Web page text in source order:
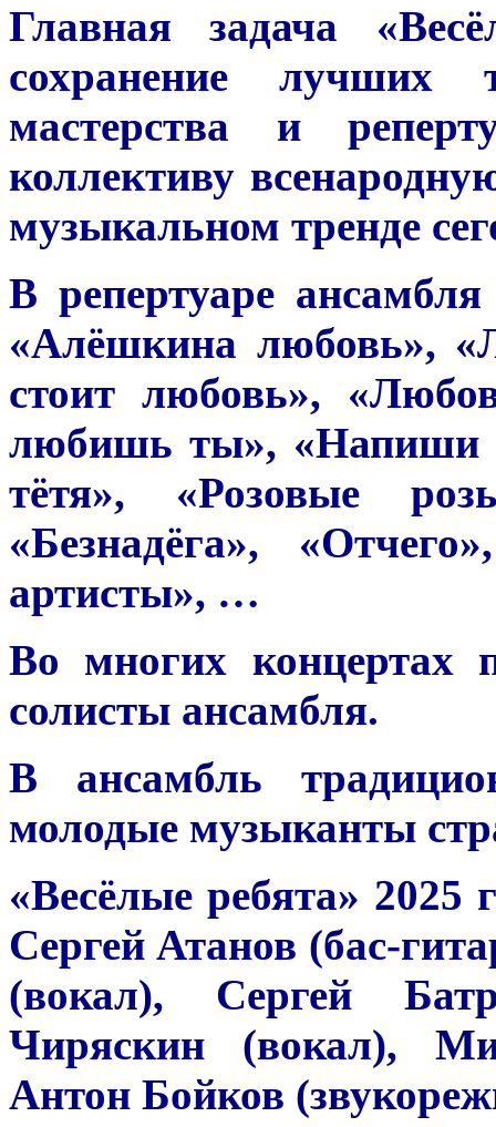
Главная задача
сохранение лучших
мастерства и
коллективу
музыкальном тренде
В репертуаре
«Алёшкина любовь»,
стоит любовь»,
любишь ты», «Напиши
тётя», «Розовые
«Безнадёга»,
артисты», …
Во многих концертах
солисты ансамбля.
В ансамбль
молодые музыканты
«Весёлые ребята» 2025
Сергей Атанов (бас-
(вокал), Сергей
Чиряскин (вокал),
Антон Бойков